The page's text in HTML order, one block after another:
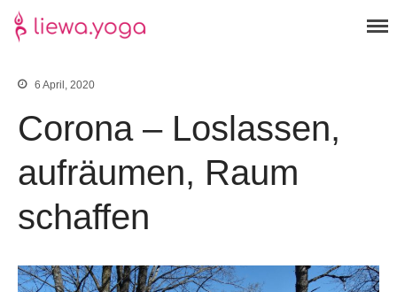
Yoga
6 April, 2020
Corona – Loslassen,
aufräumen, Raum
schaffen